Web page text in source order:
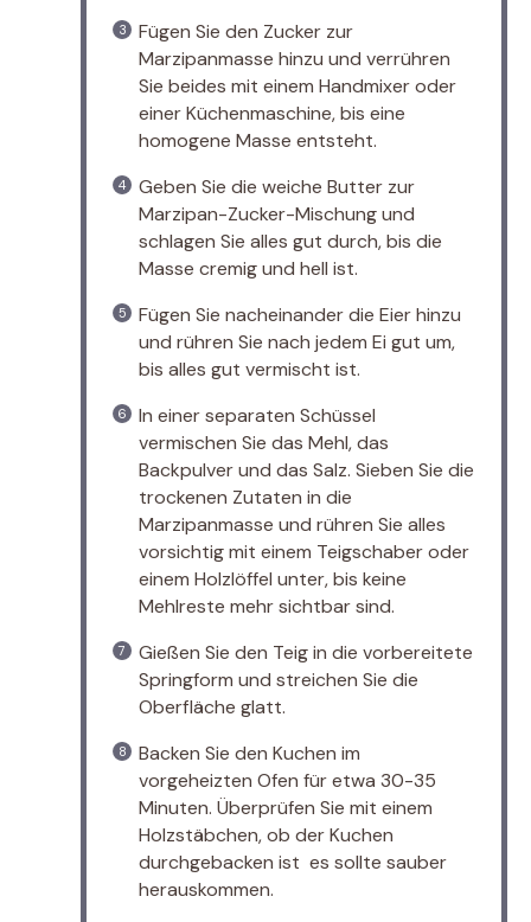
Fügen Sie den Zucker zur
Marzipanmasse hinzu und verrühren
Sie beides mit einem Handmixer oder
einer Küchenmaschine, bis eine
homogene Masse entsteht.
Geben Sie die weiche Butter zur
Marzipan-Zucker-Mischung und
schlagen Sie alles gut durch, bis die
Masse cremig und hell ist.
Fügen Sie nacheinander die Eier hinzu
und rühren Sie nach jedem Ei gut um,
bis alles gut vermischt ist.
In einer separaten Schüssel
vermischen Sie das Mehl, das
Backpulver und das Salz. Sieben Sie die
trockenen Zutaten in die
Marzipanmasse und rühren Sie alles
vorsichtig mit einem Teigschaber oder
einem Holzlöffel unter, bis keine
Mehlreste mehr sichtbar sind.
Gießen Sie den Teig in die vorbereitete
Springform und streichen Sie die
Oberfläche glatt.
Backen Sie den Kuchen im
vorgeheizten Ofen für etwa 30-35
Minuten. Überprüfen Sie mit einem
Holzstäbchen, ob der Kuchen
durchgebacken ist  es sollte sauber
herauskommen.